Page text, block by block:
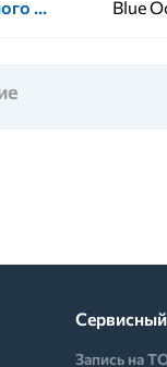
насадка ф25 для сварочного аппарата ГОЛУБОЙ ОКЕАН Blue
Запись на